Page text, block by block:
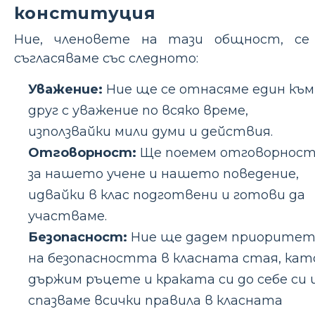
конституция
Ние, членовете на тази общност, се
съгласяваме със следното:
Уважение: Ние ще се отнасяме един към
друг с уважение по всяко време,
използвайки мили думи и действия.
Отговорност: Ще поемем
за нашето учене и нашето поведение,
идвайки в клас подготвени и готови да
участваме.
Безопасност: Ние ще дадем приоритет
на безопасността в класната стая,
държим ръцете и краката си до себе си
спазваме всички правила в класната